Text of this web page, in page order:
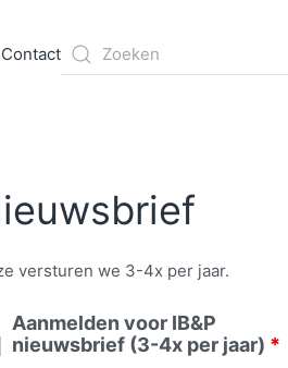
Contact
versturen we 3-4x per jaar.
Aanmelden voor IB&P
nieuwsbrief (3-4x per jaar) *